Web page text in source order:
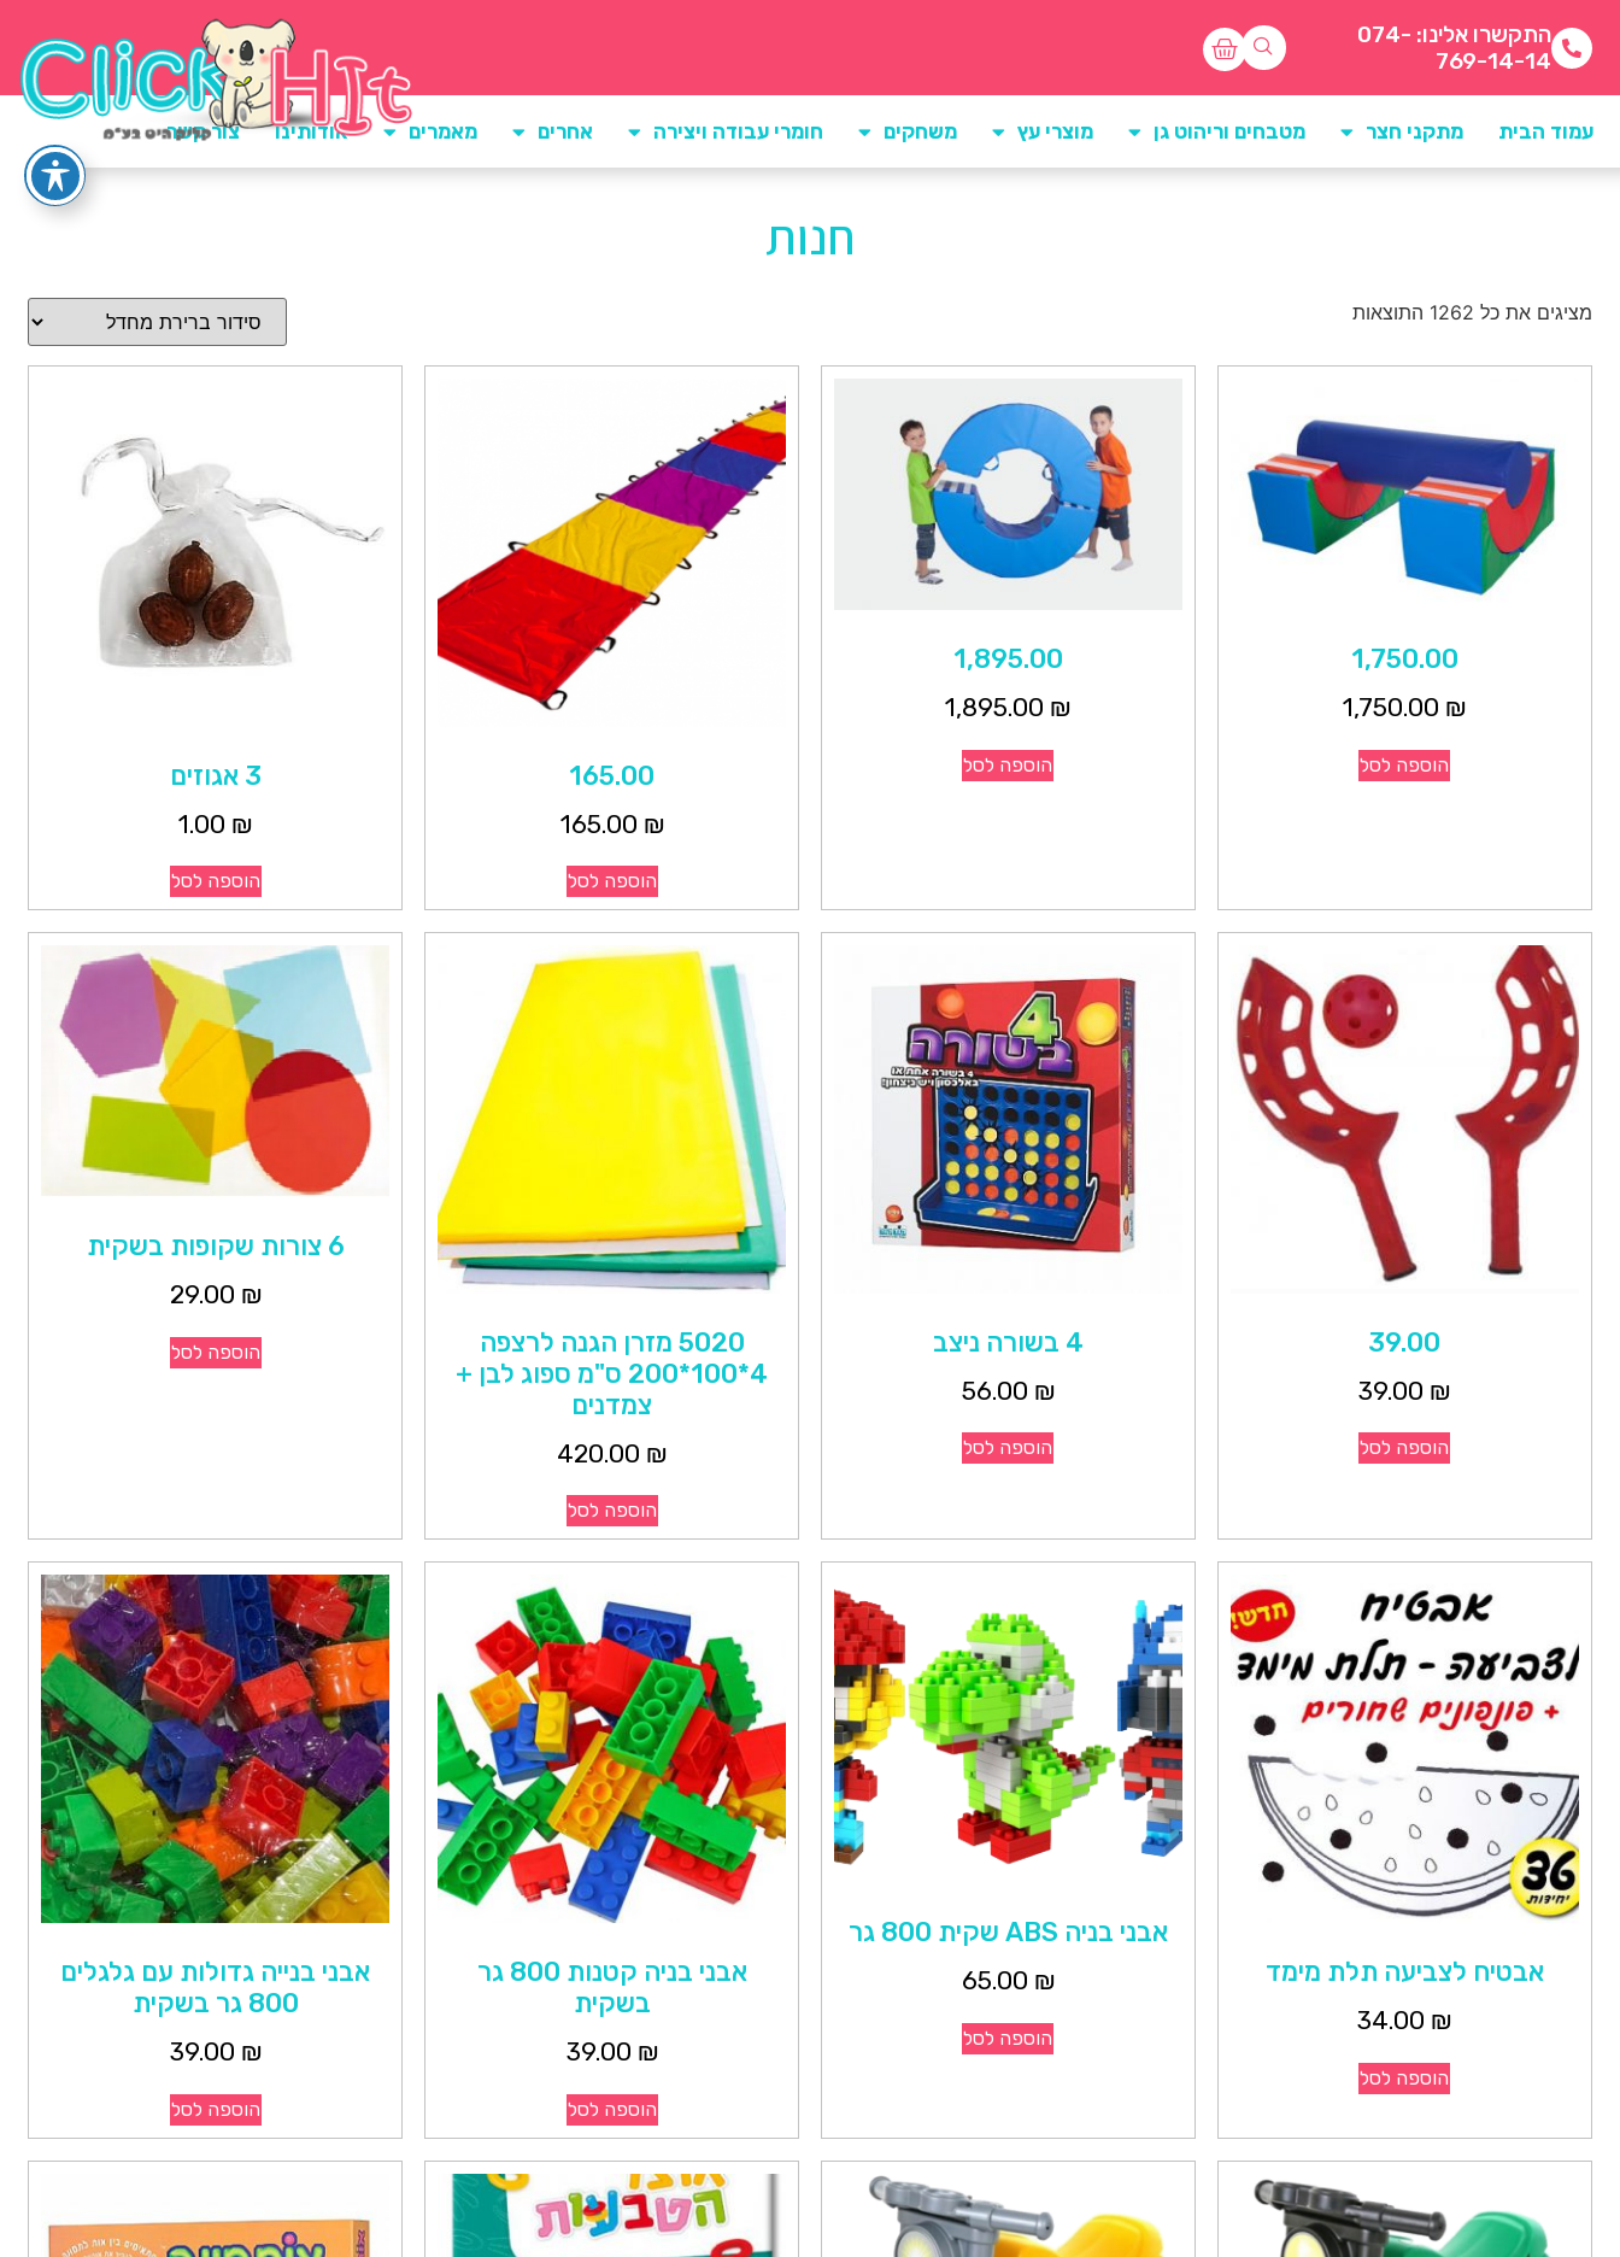
התקשרו אלינו: 074-
769-14-14
עמוד הבית מתקני חצר מטבחים וריהוט גן מוצרי עץ משחקים חומרי עבודה ויצירה אחרים מאמרים אודותינו צור קשר
חנות
מציגים את כל ⁦1262⁩ התוצאות
1,750.00
1,750.00 ₪
הוספה לסל
1,895.00
1,895.00 ₪
הוספה לסל 165.00
165.00 ₪
הוספה לסל
3 אגוזים
1.00 ₪
הוספה לסל
39.00
39.00 ₪
הוספה לסל
4 בשורה ניצב
56.00 ₪
הוספה לסל
5020 מזרן הגנה לרצפה
4*100*200 ס"מ ספוג לבן +
צמדנים
420.00 ₪
הוספה לסל
6 צורות שקופות בשקית
29.00 ₪
הוספה לסל
אבטיח לצביעה תלת מימד
34.00 ₪
הוספה לסל
אבני בניה ABS שקית 800 גר
65.00 ₪
הוספה לסל
אבני בניה קטנות 800 גר
בשקית
39.00 ₪
הוספה לסל
אבני בנייה גדולות עם גלגלים
800 גר בשקית
39.00 ₪
הוספה לסל